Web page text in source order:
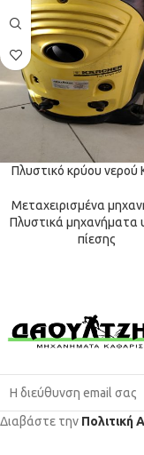
Πλυστικό κρύου νερού
Μεταχειρισμένα
Πλυστικά μηχανήματα
πίεσης
Διαβάστε την Πολιτική